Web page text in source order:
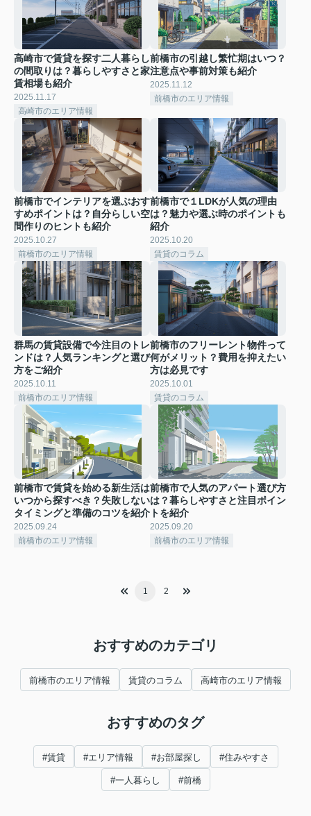
高崎市で賃貸を探す二人暮らし
の間取りは？暮らしやすさと家
賃相場も紹介
2025.11.17
高崎市のエリア情報
前橋市の引越し繁忙期はいつ？
注意点や事前対策も紹介
2025.11.12
前橋市のエリア情報
前橋市でインテリアを選ぶおす
すめポイントは？自分らしい空
間作りのヒントも紹介
2025.10.27
前橋市のエリア情報
前橋市で１LDKが人気の理由
は？魅力や選ぶ時のポイントも
紹介
2025.10.20
賃貸のコラム
群馬の賃貸設備で今注目のトレ
ンドは？人気ランキングと選び
方をご紹介
2025.10.11
前橋市のエリア情報
前橋市のフリーレント物件って
何がメリット？費用を抑えたい
方は必見です
2025.10.01
賃貸のコラム
前橋市で賃貸を始める新生活は
いつから探すべき？失敗しない
タイミングと準備のコツを紹介
2025.09.24
前橋市のエリア情報
前橋市で人気のアパート選び方
は？暮らしやすさと注目ポイン
トを紹介
2025.09.20
前橋市のエリア情報
1 2
おすすめのカテゴリ
前橋市のエリア情報 賃貸のコラム 高崎市のエリア情報
おすすめのタグ
#賃貸 #エリア情報 #お部屋探し #住みやすさ
#一人暮らし #前橋